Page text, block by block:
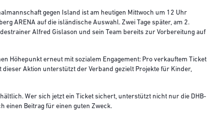
gegen Island ist am heutigen Mittwoch um 12 Uhr
ARENA auf die isländische Auswahl. Zwei Tage später, am 2.
Alfred Gislason und sein Team bereits zur Vorbereitung auf
Höhepunkt erneut mit sozialem Engagement: Pro verkauftem Ticket
Aktion unterstützt der Verband gezielt Projekte für Kinder,
Wer sich jetzt ein Ticket sichert, unterstützt nicht nur die DHB-
einen Beitrag für einen guten Zweck.